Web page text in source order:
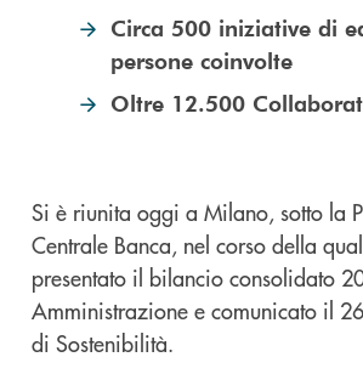
Circa 500 iniziative di
persone coinvolte
Oltre 12.500
Si è riunita oggi a Milano, sotto la
Centrale Banca, nel corso della
presentato il bilancio consolidato
Amministrazione e comunicato il
di Sostenibilità.